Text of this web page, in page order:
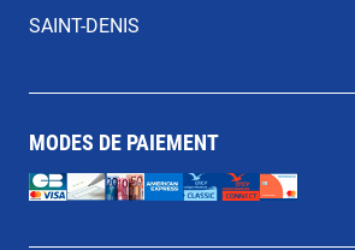
SAINT-DENIS
MODES DE PAIEMENT